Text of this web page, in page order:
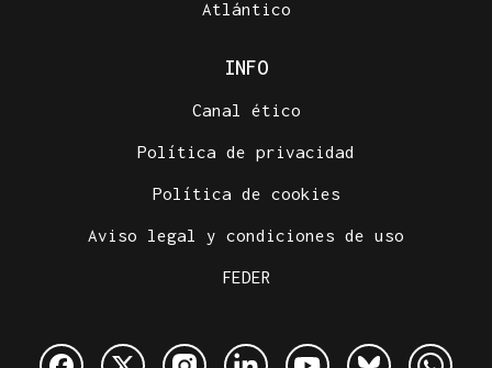
Atlántico
INFO
Canal ético
Política de privacidad
Política de cookies
Aviso legal y condiciones de uso
FEDER